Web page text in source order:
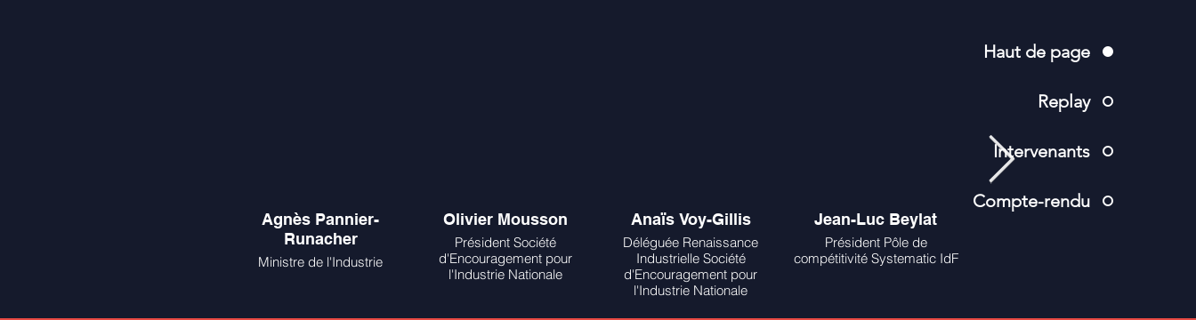
Haut de page
Replay
Intervenants
Compte-rendu
Agnès Pannier-
Runacher
Ministre de l'Industrie
Olivier Mousson
Président Société
d'Encouragement pour
l'Industrie Nationale
Anaïs Voy-Gillis
Déléguée Renaissance
Industrielle Société
d'Encouragement pour
l'Industrie Nationale
Jean-Luc Beylat
Président Pôle de
compétitivité Systematic IdF